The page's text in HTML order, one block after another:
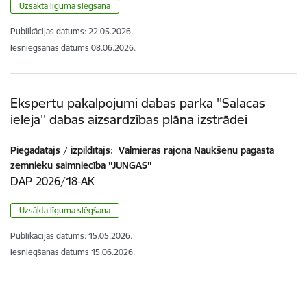
Uzsākta līguma slēgšana
Publikācijas datums: 22.05.2026.
Iesniegšanas datums 08.06.2026.
Ekspertu pakalpojumi dabas parka ''Salacas
ieleja'' dabas aizsardzības plāna izstrādei
Piegādātājs / izpildītājs: Valmieras rajona Naukšēnu pagasta
zemnieku saimniecība ''JUNGAS''
DAP 2026/18-AK
Uzsākta līguma slēgšana
Publikācijas datums: 15.05.2026.
Iesniegšanas datums 15.06.2026.